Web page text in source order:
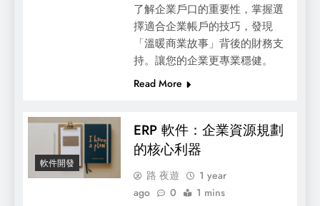
了解企業戶口的重要性，掌握選
擇適合企業帳戶的技巧，發現
「溫暖商業故事」背後的財務支
持。讓您的企業更專業穩健。
Read More
軟件開發
ERP 軟件：企業資源規劃
的核心利器
路 夜遊
1 year
ago
0 1 mins